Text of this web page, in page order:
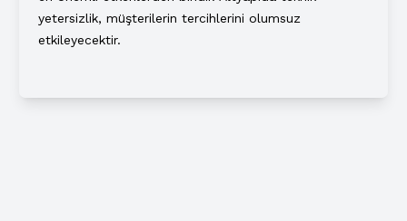
yetersizlik, müşterilerin tercihlerini olumsuz
etkileyecektir.